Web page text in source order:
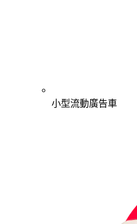
小型流動廣告車